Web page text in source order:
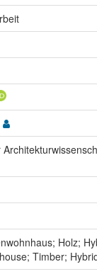
Holz;
Timber;